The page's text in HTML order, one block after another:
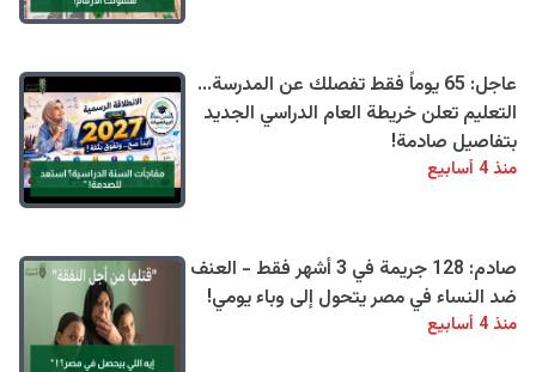
عاجل: 65 يوماً فقط تفصلك عن المدرسة...
التعليم تعلن خريطة العام الدراسي الجديد
بتفاصيل صادمة!
منذ 4 أسابيع
صادم: 128 جريمة في 3 أشهر فقط - العنف
ضد النساء في مصر يتحول إلى وباء يومي!
منذ 4 أسابيع